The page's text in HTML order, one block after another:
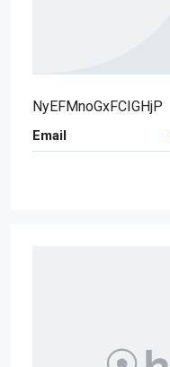
NyEFMnoGxFCIGHjP
Email